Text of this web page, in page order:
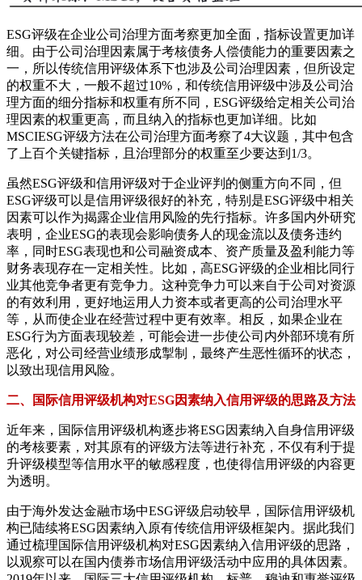
ESG评级在企业公司治理方面考察更加全面，指标设置更加详
细。由于公司治理因素属于考核债务人偿债能力的重要因素之
一，所以传统信用评级体系下也涉及公司治理因素，但所设定
的权重不大，一般不超过10%，和传统信用评级中涉及公司治
理方面的细分指标和权重有所不同，ESG评级给定相关公司治
理因素的权重更高，而且纳入的指标也更加详细。比如
MSCIESG评级方法在公司治理方面考察了4大议题，其中包含
了上百个关键指标，且治理部分的权重至少要达到1/3。
虽然ESG评级和信用评级对于企业评判的侧重方向不同，但
ESG评级可以是信用评级很好的补充，特别是ESG评级中相关
因素可以作为揭露企业信用风险的先行指标。许多国内外研究
表明，企业ESG的表现会影响债务人的现金流以及债务违约
率，同时ESG表现也和公司融资成本、资产质量及盈利能力等
财务表现存在一定相关性。比如，高ESG评级的企业相比同行
业其他竞争者更有竞争力。这种竞争力可以来自于公司对资源
的有效利用，更好地运用人力资本或者更高的公司治理水平
等，从而使企业在经营过程中更有效率。相反，如果企业在
ESG行为方面表现较差，可能会进一步使公司内外部环境有所
恶化，对公司经营业绩形成掣制，最终产生恶性循环的状态，
以致出现信用风险。
二、国际信用评级机构对ESG因素纳入信用评级的思路及方法
近年来，国际信用评级机构逐步将ESG因素纳入自身信用评级
的考核要素，对其原有的评级方法等进行补充，不仅有利于提
升评级模型等信用水平的敏感程度，也使得信用评级的内容更
为透明。
由于海外发达金融市场中ESG评级启动较早，国际信用评级机
构已陆续将ESG因素纳入原有传统信用评级框架内。据此我们
通过梳理国际信用评级机构对ESG因素纳入信用评级的思路，
以观察可以在国内债券市场信用评级活动中应用的具体因素。